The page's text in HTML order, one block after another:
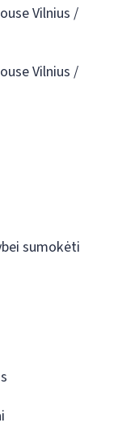
Vilnius /
Vilnius /
sumokėti